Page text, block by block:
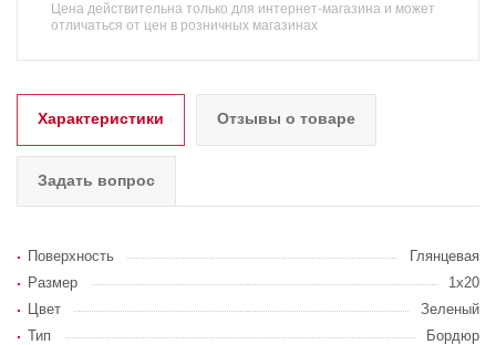
Цена действительна только для интернет-магазина и может
отличаться от цен в розничных магазинах
Характеристики Отзывы о товаре
Задать вопрос
Поверхность
Глянцевая
Размер
1x20
Цвет
Зеленый
Тип
Бордюр